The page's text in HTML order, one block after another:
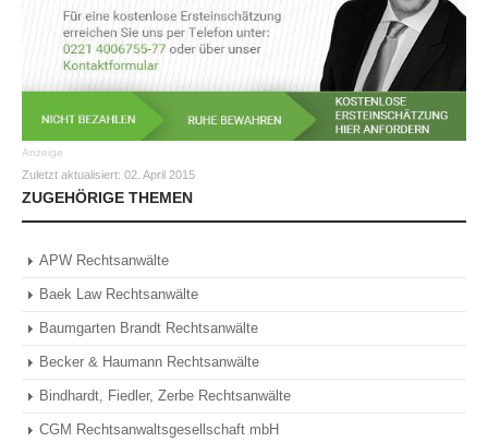
Anzeige
Zuletzt aktualisiert: 02. April 2015
ZUGEHÖRIGE THEMEN
APW Rechtsanwälte
Baek Law Rechtsanwälte
Baumgarten Brandt Rechtsanwälte
Becker & Haumann Rechtsanwälte
Bindhardt, Fiedler, Zerbe Rechtsanwälte
CGM Rechtsanwaltsgesellschaft mbH